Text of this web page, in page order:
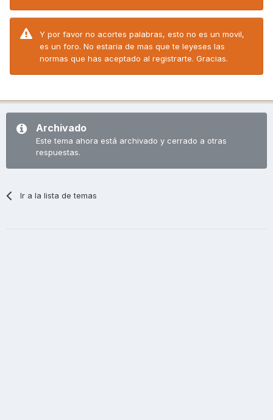
Y por favor no acortes palabras, esto no es un movil,
es un foro. No estaria de mas que te leyeses las
normas que has aceptado al registrarte. Gracias.
Archivado
Este tema ahora está archivado y cerrado a otras
respuestas.
Ir a la lista de temas